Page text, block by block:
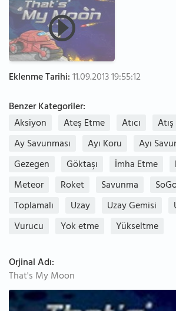
Eklenme Tarihi:11.09.2013 19:55:12
Benzer Kategoriler:
Aksiyon
Ateş Etme Atıcı Atış
Ay Savunması
Ayı Koru Ayı
Gezegen
Göktaşı İmha Etme
Meteor
Roket Savunma
Toplamalı
Uzay Uzay Gemisi
Vurucu
Yok etme Yükseltme
Orjinal Adı:
That's My Moon